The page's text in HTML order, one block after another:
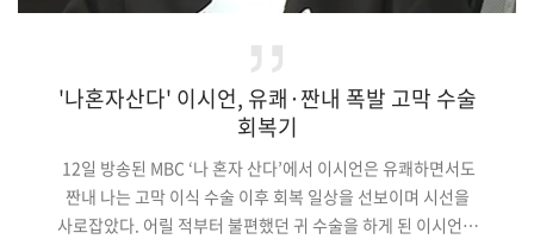
'나혼자산다' 이시언, 유쾌·짠내 폭발 고막 수술
회복기
12일 방송된 MBC ‘나 혼자 산다’에서 이시언은 유쾌하면서도
짠내 나는 고막 이식 수술 이후 회복 일상을 선보이며 시선을
사로잡았다. 어릴 적부터 불편했던 귀 수술을 하게 된 이시언은